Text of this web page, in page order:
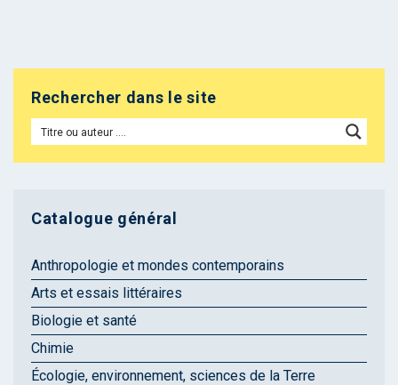
Rechercher dans le site
Catalogue général
Anthropologie et mondes contemporains
Arts et essais littéraires
Biologie et santé
Chimie
Écologie, environnement, sciences de la Terre